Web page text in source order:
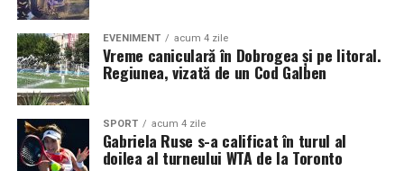
EVENIMENT acum 4 zile
Vreme caniculară în Dobrogea și pe litoral.
Regiunea, vizată de un Cod Galben
SPORT acum 4 zile
Gabriela Ruse s-a calificat în turul al
doilea al turneului WTA de la Toronto